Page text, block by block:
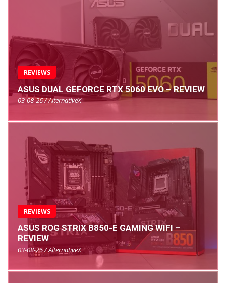
REVIEWS
ASUS DUAL GEFORCE RTX 5060 EVO – REVIEW
03-08-26 / AlternativeX
REVIEWS
ASUS ROG STRIX B850-E GAMING WIFI –
REVIEW
03-08-26 / AlternativeX